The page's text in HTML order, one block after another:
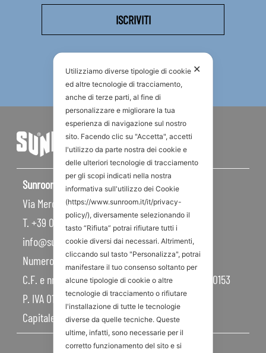
Sunroom S.p.A – Sede Legale
Via Mercadante, 10 – 47841 Cattolica RN – Italy
T. +39 0541 834011
info@sunroom.it
Numero REA RN – 225109
C.F. e nr. iscrizione al Registro Imprese 07879990153
P. IVA 01968830404
Capitale Sociale 450.000,00 I.V.
✕
Utilizziamo diverse tipologie di cookie
ed altre tecnologie di tracciamento,
anche di terze parti, al fine di
personalizzare e migliorare la tua
esperienza di navigazione sul nostro
sito. Facendo clic su "Accetta", accetti
l'utilizzo da parte nostra dei cookie e
delle ulteriori tecnologie di tracciamento
per gli scopi indicati nella nostra
informativa sull'utilizzo dei Cookie
(https://www.sunroom.it/it/privacy-
policy/), diversamente selezionando il
tasto “Rifiuta” potrai rifiutare tutti i
cookie diversi dai necessari. Altrimenti,
cliccando sul tasto "Personalizza", potrai
manifestare il tuo consenso soltanto per
alcune tipologie di cookie o altre
tecnologie di tracciamento o rifiutare
l'installazione di tutte le tecnologie
diverse da quelle tecniche. Queste
ultime, infatti, sono necessarie per il
corretto funzionamento del sito e si